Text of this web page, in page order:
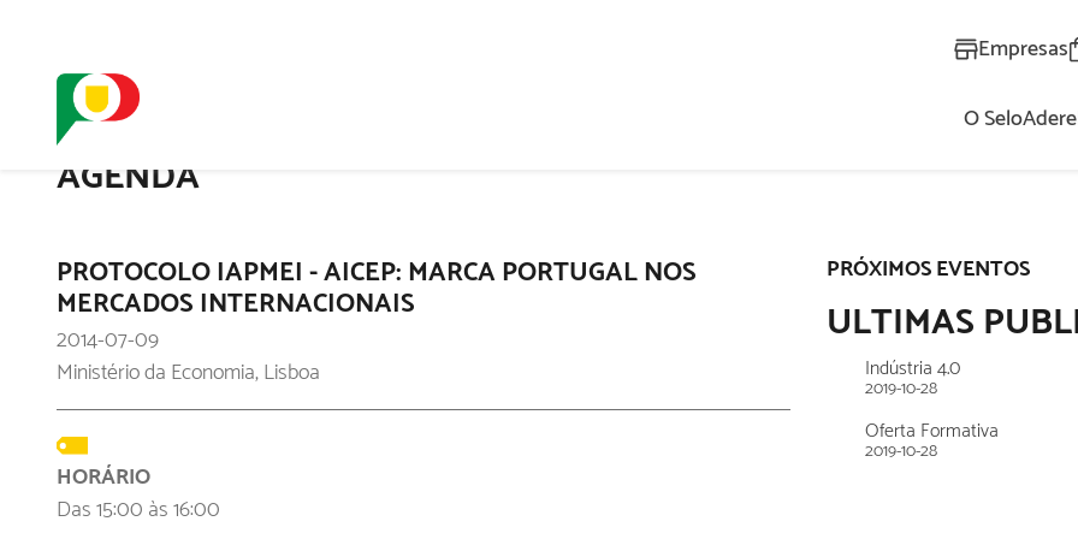
Empresas
O SeloAdere
AGENDA
PROTOCOLO IAPMEI - AICEP: MARCA PORTUGAL NOS
MERCADOS INTERNACIONAIS
2014-07-09
Ministério da Economia, Lisboa
HORÁRIO
Das 15:00 às 16:00
PRÓXIMOS EVENTOS
ULTIMAS
Indústria 4.0
2019-10-28
Oferta Formativa
2019-10-28